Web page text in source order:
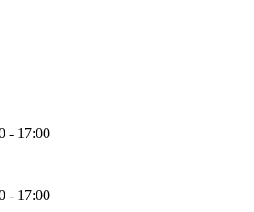
- 17:00
- 17:00